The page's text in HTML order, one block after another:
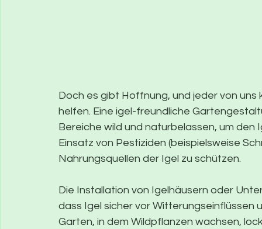
Doch es gibt Hoffnung, und jeder von
helfen. Eine igel-freundliche
Bereiche wild und naturbelassen, um
Einsatz von Pestiziden (beispielsweise
Nahrungsquellen der Igel zu schützen.
Die Installation von Igelhäusern oder
dass Igel sicher vor
Garten, in dem Wildpflanzen wachsen,